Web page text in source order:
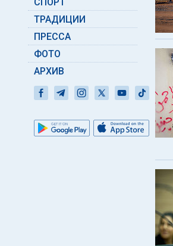
ТРАДИЦИИ
ПРЕССА
ФОТО
АРХИВ